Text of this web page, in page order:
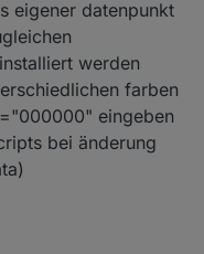
eigener datenpunkt
werden
farben
eingeben
bei änderung